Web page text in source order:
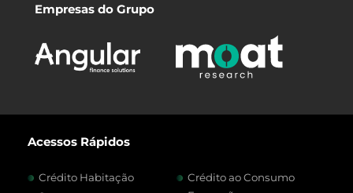
Empresas do Grupo
Acessos Rápidos
Crédito Habitação
Crédito ao Consumo